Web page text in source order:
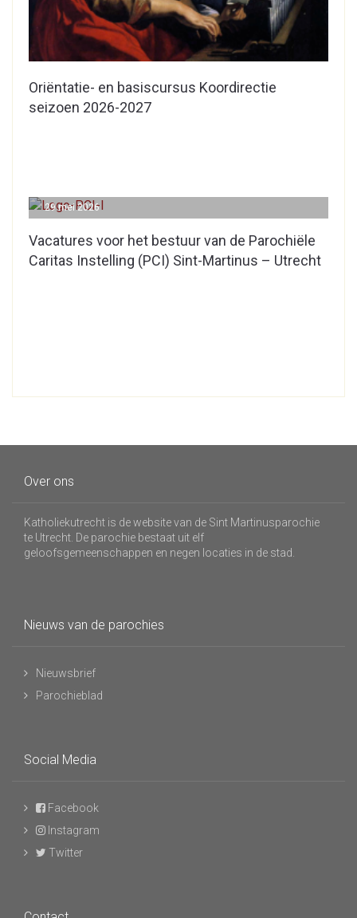
Oriëntatie- en basiscursus Koordirectie
seizoen 2026-2027
Vacatures voor het bestuur van de Parochiële
Caritas Instelling (PCI) Sint-Martinus – Utrecht
29 mei 2026
Over ons
Katholiekutrecht is de website van de Sint Martinusparochie
te Utrecht. De parochie bestaat uit elf
geloofsgemeenschappen en negen locaties in de stad.
Nieuws van de parochies
Nieuwsbrief
Parochieblad
Social Media
Facebook
Instagram
Twitter